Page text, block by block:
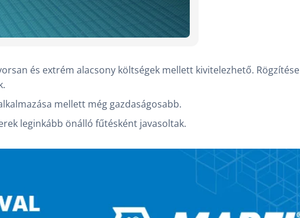
és extrém alacsony költségek mellett kivitelezhető. Rögzítése
mellett még gazdaságosabb.
leginkább önálló fűtésként javasoltak.